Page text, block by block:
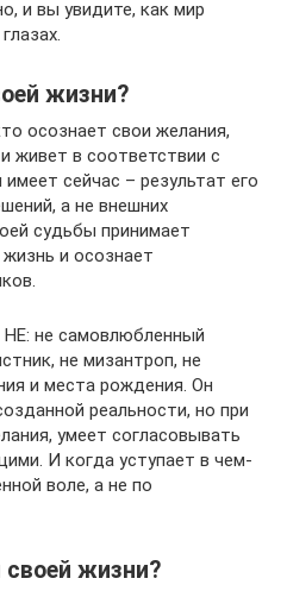
и вы увидите, как мир
жизни?
осознает свои желания,
живет в соответствии с
сейчас – результат его
а не внешних
судьбы принимает
и осознает
не самовлюбленный
не мизантроп, не
и места рождения. Он
реальности, но при
умеет согласовывать
И когда уступает в чем-
воле, а не по
своей жизни?